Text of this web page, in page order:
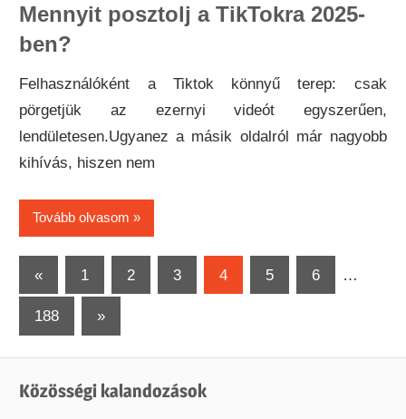
Mennyit posztolj a TikTokra 2025-
ben?
Felhasználóként a Tiktok könnyű terep: csak
pörgetjük az ezernyi videót egyszerűen,
lendületesen.Ugyanez a másik oldalról már nagyobb
kihívás, hiszen nem
Tovább olvasom
Bejegyzések
lapozása
«Previous
Posts
1 2 3 4 5 6 …
188
Next
»
Közösségi kalandozások